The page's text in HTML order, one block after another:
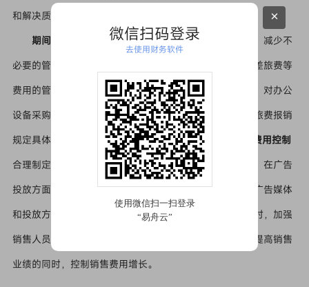
和解决质量问题。
期间费用控制
（1）管理费用控制精简企业管理机构，减少不
必要的管理人员，降低人工成本。同时，加强办公费用、差旅费等
费用的管理，制定严格的费用报销标准和审批流程。例如，对办公
设备采购实行集中采购、招标制度，降低采购成本；对差旅费报销
规定具体的住宿、交通标准，避免费用超支。 （2）
销售费用控制
合理制定销售政策，优化销售渠道，降低销售费用。例如，在广告
投放方面，根据目标市场和客户群体的特点，选择合适的广告媒体
和投放方式，提高广告投放效果，避免无效广告支出。同时，加强
销售人员管理，制定合理的销售提成政策，激励销售人员提高销售
业绩的同时，控制销售费用增长。
微信扫码登录
去使用财务软件
×